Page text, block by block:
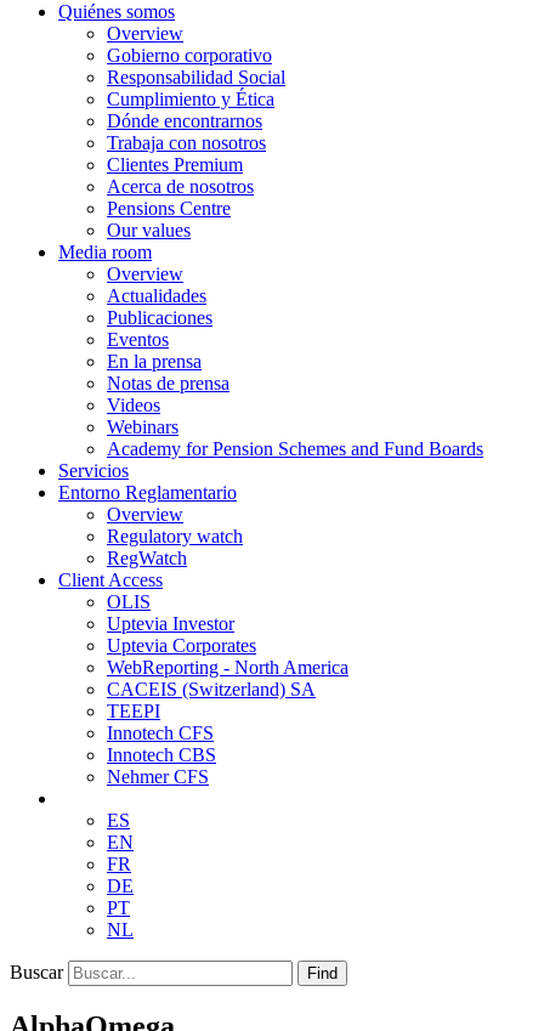
Quiénes somos
Overview
Gobierno corporativo
Responsabilidad Social
Cumplimiento y Ética
Dónde encontrarnos
Trabaja con nosotros
Clientes Premium
Acerca de nosotros
Pensions Centre
Our values
Media room
Overview
Actualidades
Publicaciones
Eventos
En la prensa
Notas de prensa
Videos
Webinars
Academy for Pension Schemes and Fund Boards
Servicios
Entorno Reglamentario
Overview
Regulatory watch
RegWatch
Client Access
OLIS
Uptevia Investor
Uptevia Corporates
WebReporting - North America
CACEIS (Switzerland) SA
TEEPI
Innotech CFS
Innotech CBS
Nehmer CFS
ES
EN
FR
DE
PT
NL
Buscar Find